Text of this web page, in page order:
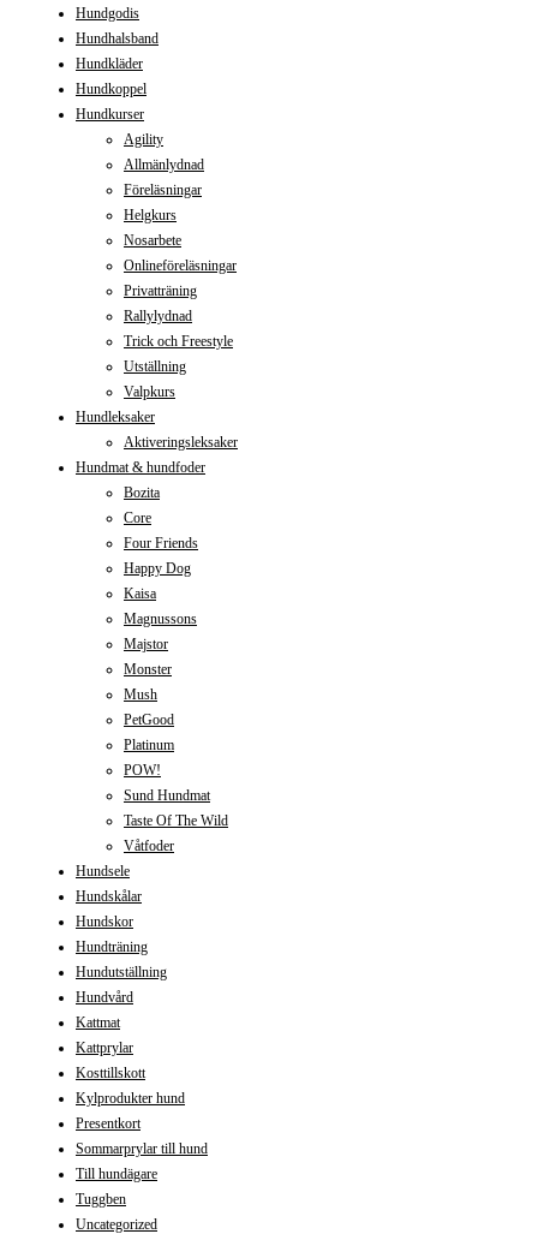
Hundgodis
Hundhalsband
Hundkläder
Hundkoppel
Hundkurser
Agility
Allmänlydnad
Föreläsningar
Helgkurs
Nosarbete
Onlineföreläsningar
Privatträning
Rallylydnad
Trick och Freestyle
Utställning
Valpkurs
Hundleksaker
Aktiveringsleksaker
Hundmat & hundfoder
Bozita
Core
Four Friends
Happy Dog
Kaisa
Magnussons
Majstor
Monster
Mush
PetGood
Platinum
POW!
Sund Hundmat
Taste Of The Wild
Våtfoder
Hundsele
Hundskålar
Hundskor
Hundträning
Hundutställning
Hundvård
Kattmat
Kattprylar
Kosttillskott
Kylprodukter hund
Presentkort
Sommarprylar till hund
Till hundägare
Tuggben
Uncategorized